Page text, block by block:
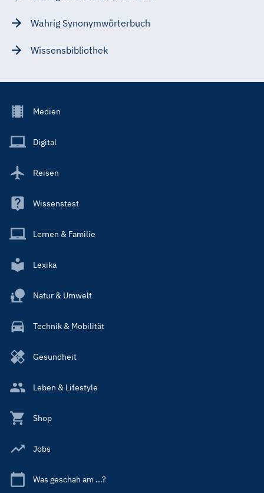
Wahrig Synonymwörterbuch
Wissensbibliothek
Footer
Main
Medien
Digital
Reisen
Wissenstest
Lernen & Familie
Lexika
Natur & Umwelt
Technik & Mobilität
Gesundheit
Leben & Lifestyle
Shop
Jobs
Was geschah am ...?